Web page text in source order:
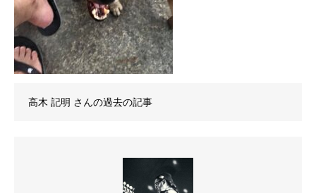
高木 記明 さんの過去の記事